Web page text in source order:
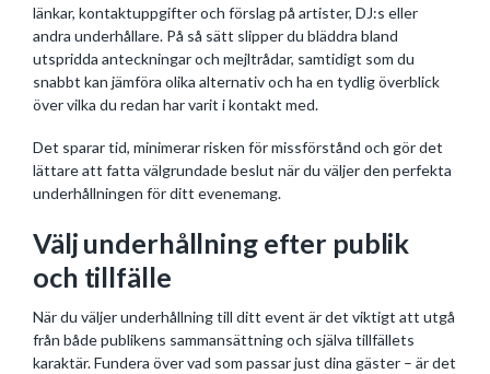
länkar, kontaktuppgifter och förslag på artister, DJ:s eller
andra underhållare. På så sätt slipper du bläddra bland
utspridda anteckningar och mejltrådar, samtidigt som du
snabbt kan jämföra olika alternativ och ha en tydlig överblick
över vilka du redan har varit i kontakt med.
Det sparar tid, minimerar risken för missförstånd och gör det
lättare att fatta välgrundade beslut när du väljer den perfekta
underhållningen för ditt evenemang.
Välj underhållning efter publik
och tillfälle
När du väljer underhållning till ditt event är det viktigt att utgå
från både publikens sammansättning och själva tillfällets
karaktär. Fundera över vad som passar just dina gäster – är det